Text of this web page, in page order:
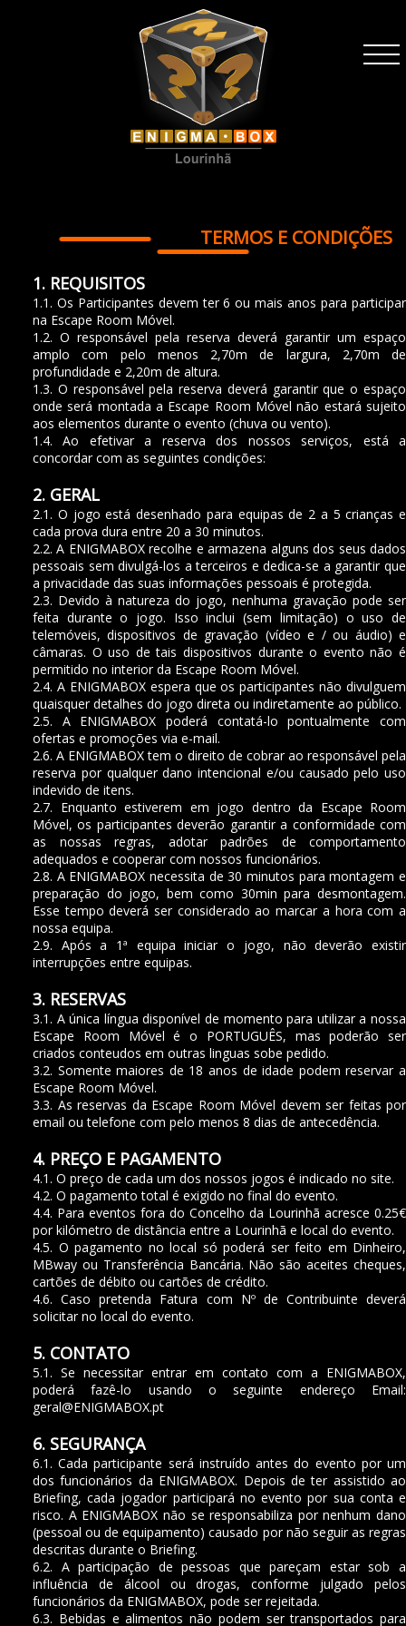
TERMOS E CONDIÇÕES
1. REQUISITOS
1.1. Os Participantes devem ter 6 ou mais anos para participar
na Escape Room Móvel.
1.2. O responsável pela reserva deverá garantir um espaço
amplo com pelo menos 2,70m de largura, 2,70m de
profundidade e 2,20m de altura.
1.3. O responsável pela reserva deverá garantir que o espaço
onde será montada a Escape Room Móvel não estará sujeito
aos elementos durante o evento (chuva ou vento).
1.4. Ao efetivar a reserva dos nossos serviços, está a
concordar com as seguintes condições:
2. GERAL
2.1. O jogo está desenhado para equipas de 2 a 5 crianças e
cada prova dura entre 20 a 30 minutos.
2.2. A ENIGMABOX recolhe e armazena alguns dos seus dados
pessoais sem divulgá-los a terceiros e dedica-se a garantir que
a privacidade das suas informações pessoais é protegida.
2.3. Devido à natureza do jogo, nenhuma gravação pode ser
feita durante o jogo. Isso inclui (sem limitação) o uso de
telemóveis, dispositivos de gravação (vídeo e / ou áudio) e
câmaras. O uso de tais dispositivos durante o evento não é
permitido no interior da Escape Room Móvel.
2.4. A ENIGMABOX espera que os participantes não divulguem
quaisquer detalhes do jogo direta ou indiretamente ao público.
2.5. A ENIGMABOX poderá contatá-lo pontualmente com
ofertas e promoções via e-mail.
2.6. A ENIGMABOX tem o direito de cobrar ao responsável pela
reserva por qualquer dano intencional e/ou causado pelo uso
indevido de itens.
2.7. Enquanto estiverem em jogo dentro da Escape Room
Móvel, os participantes deverão garantir a conformidade com
as nossas regras, adotar padrões de comportamento
adequados e cooperar com nossos funcionários.
2.8. A ENIGMABOX necessita de 30 minutos para montagem e
preparação do jogo, bem como 30min para desmontagem.
Esse tempo deverá ser considerado ao marcar a hora com a
nossa equipa.
2.9. Após a 1ª equipa iniciar o jogo, não deverão existir
interrupções entre equipas.
3. RESERVAS
3.1. A única língua disponível de momento para utilizar a nossa
Escape Room Móvel é o PORTUGUÊS, mas poderão ser
criados conteudos em outras linguas sobe pedido.
3.2. Somente maiores de 18 anos de idade podem reservar a
Escape Room Móvel.
3.3. As reservas da Escape Room Móvel devem ser feitas por
email ou telefone com pelo menos 8 dias de antecedência.
4. PREÇO E PAGAMENTO
4.1. O preço de cada um dos nossos jogos é indicado no site.
4.2. O pagamento total é exigido no final do evento.
4.4. Para eventos fora do Concelho da Lourinhã acresce 0.25€
por kilómetro de distância entre a Lourinhã e local do evento.
4.5. O pagamento no local só poderá ser feito em Dinheiro,
MBway ou Transferência Bancária. Não são aceites cheques,
cartões de débito ou cartões de crédito.
4.6. Caso pretenda Fatura com Nº de Contribuinte deverá
solicitar no local do evento.
5. CONTATO
5.1. Se necessitar entrar em contato com a ENIGMABOX,
poderá fazê-lo usando o seguinte endereço Email:
geral@ENIGMABOX.pt
6. SEGURANÇA
6.1. Cada participante será instruído antes do evento por um
dos funcionários da ENIGMABOX. Depois de ter assistido ao
Briefing, cada jogador participará no evento por sua conta e
risco. A ENIGMABOX não se responsabiliza por nenhum dano
(pessoal ou de equipamento) causado por não seguir as regras
descritas durante o Briefing.
6.2. A participação de pessoas que pareçam estar sob a
influência de álcool ou drogas, conforme julgado pelos
funcionários da ENIGMABOX, pode ser rejeitada.
6.3. Bebidas e alimentos não podem ser transportados para